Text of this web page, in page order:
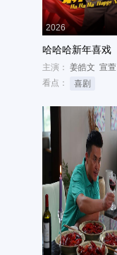
2026
哈哈哈新年喜戏
主演： 姜皓文 宣萱
看点：
喜剧